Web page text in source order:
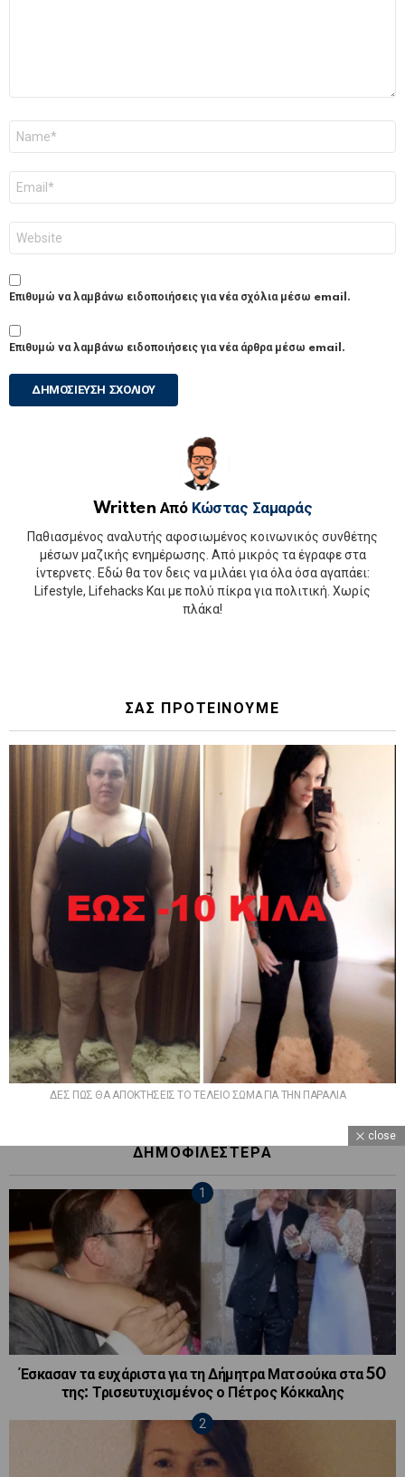
Επιθυμώ να λαμβάνω ειδοποιήσεις για νέα σχόλια μέσω email.
Επιθυμώ να λαμβάνω ειδοποιήσεις για νέα άρθρα μέσω email.
Written Από Κώστας Σαμαράς
Παθιασμένος αναλυτής αφοσιωμένος κοινωνικός συνθέτης
μέσων μαζικής ενημέρωσης. Από μικρός τα έγραφε στα
ίντερνετς. Εδώ θα τον δεις να μιλάει για όλα όσα αγαπάει:
Lifestyle, Lifehacks Και με πολύ πίκρα για πολιτική. Χωρίς
πλάκα!
ΣΑΣ ΠΡΟΤΕΙΝΟΥΜΕ
ΔΕΣ ΠΩΣ ΘΑ ΑΠΟΚΤΗΣΕΙΣ ΤΟ ΤΕΛΕΙΟ ΣΩΜΑ ΓΙΑ ΤΗΝ ΠΑΡΑΛΙΑ
ΔΗΜΟΦΙΛΕΣΤΕΡΑ
Έσκασαν τα ευχάριστα για τη Δήμητρα Ματσούκα στα 50
της: Τρισευτυχισμένος ο Πέτρος Κόκκαλης
close